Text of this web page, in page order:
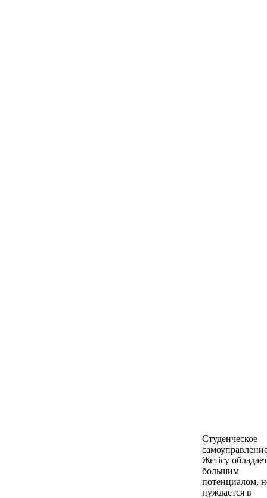
Студенческое
Жетісу обладает
большим
потенциалом,
нуждается в